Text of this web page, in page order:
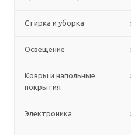
Стирка и уборка
Освещение
Ковры и напольные
покрытия
Электроника